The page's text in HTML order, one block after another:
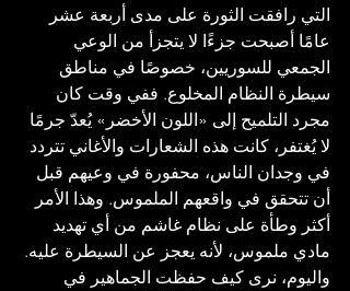
التي رافقت الثورة على مدى أربعة عشر
عامًا أصبحت جزءًا لا يتجزأ من الوعي
الجمعي للسوريين، خصوصًا في مناطق
سيطرة النظام المخلوع. ففي وقت كان
مجرد التلميح إلى «اللون الأخضر» يُعدّ جرمًا
لا يُغتفر، كانت هذه الشعارات والأغاني تتردد
في وجدان الناس، محفورة في وعيهم قبل
أن تتحقق في واقعهم الملموس. وهذا الأمر
أكثر وطأة على نظام غاشم من أي تهديد
مادي ملموس، لأنه يعجز عن السيطرة عليه.
واليوم، نرى كيف حفظت الجماهير في